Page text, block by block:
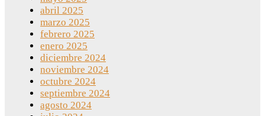
abril 2025
marzo 2025
febrero 2025
enero 2025
diciembre 2024
noviembre 2024
octubre 2024
septiembre 2024
agosto 2024